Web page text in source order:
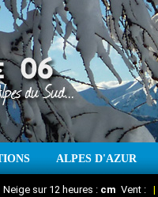
ALPES D'AZUR
Neige sur 12 heures : cm Vent : |